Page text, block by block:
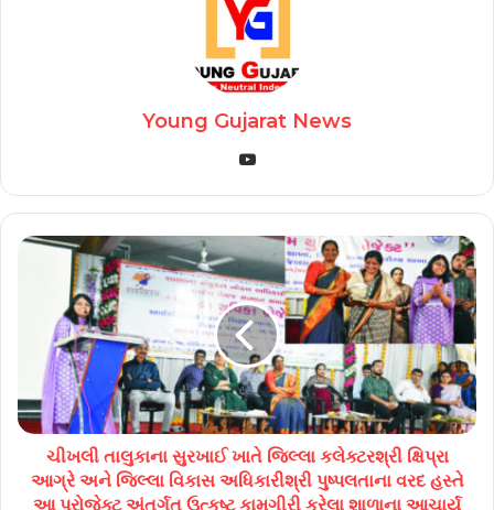
Young Gujarat News
YouTube
ચીખલી તાલુકાના સુરખાઈ ખાતે જિલ્લા કલેક્ટરશ્રી ક્ષિપ્રા
આગ્રે અને જિલ્લા વિકાસ અધિકારીશ્રી પુષ્પલતાના વરદ હસ્તે
આ પ્રોજેક્ટ અંતર્ગત ઉત્કૃષ્ટ કામગીરી કરેલા શાળાના આચાર્ય